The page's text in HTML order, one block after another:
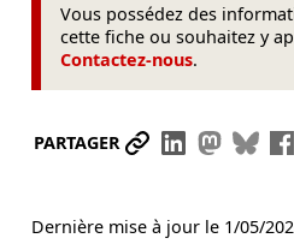
Vous possédez des
cette fiche ou souhaitez y
Contactez-nous.
PARTAGER Partager le lien
Partager
Dernière mise à jour le 1/05/